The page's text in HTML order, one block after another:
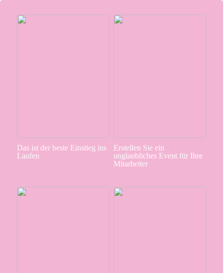
Das ist der beste Einstieg ins
Laufen
Erstellen Sie ein
unglaubliches Event für Ihre
Mitarbeiter